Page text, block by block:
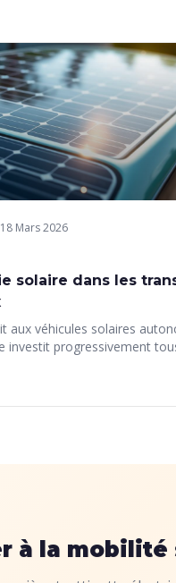
18 Mars 2026
solaire dans les
aux véhicules solaires
investit progressivement
à la mobilité